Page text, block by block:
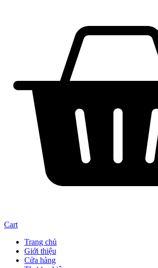
Cart
Trang chủ
Giới thiệu
Cửa hàng